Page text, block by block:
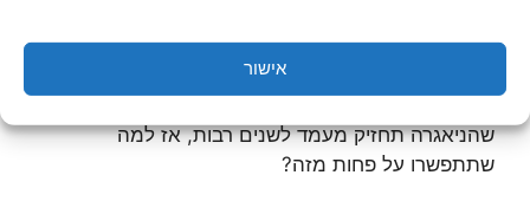
אישור
מעמד או שמהר מאוד יהיה עליכם לתקן אותו, כך שאם
יש משהו בטוח, זה שלא כדאי להתפשר על איכות
שהניאגרה תחזיק מעמד לשנים רבות, אז למה
שתתפשרו על פחות מזה?